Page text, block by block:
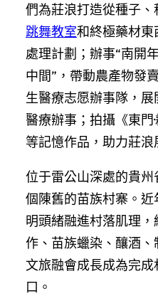
們為莊浪打造從種子
跳舞教室和終極藥材東
處理計劃；辦事“南開
中間”，帶動農產物發
生醫療志愿辦事隊，
醫療辦事；拍攝《東門·
等記憶作品，助力莊浪
位于雷公山深處的貴
個陳舊的苗族村寨。
明頭緒融進村落肌理，
作、苗族蠟染、釀酒
文旅融會成長成為完
口。